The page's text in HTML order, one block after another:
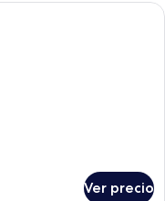
de hotel con una
Ver precio